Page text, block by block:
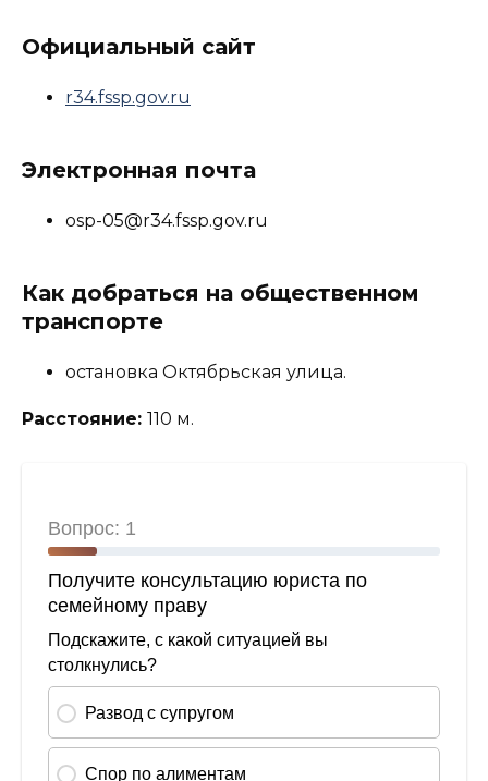
Официальный сайт
r34.fssp.gov.ru
Электронная почта
osp-05@r34.fssp.gov.ru
Как добраться на общественном
транспорте
остановка Октябрьская улица.
Расстояние: 110 м.